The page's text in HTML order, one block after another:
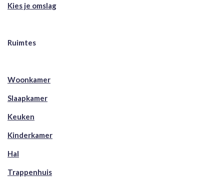
Kies je omslag
Ruimtes
Woonkamer
Slaapkamer
Keuken
Kinderkamer
Hal
Trappenhuis